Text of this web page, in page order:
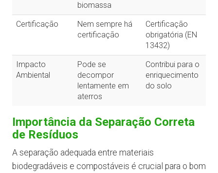
biomassa
Certificação
Nem sempre há
certificação
Certificação
obrigatória (EN
13432)
Impacto
Ambiental
Pode se
decompor
lentamente em
aterros
Contribui para o
enriquecimento
do solo
Importância da Separação Correta
de Resíduos
A separação adequada entre materiais
biodegradáveis e compostáveis é crucial para o bom